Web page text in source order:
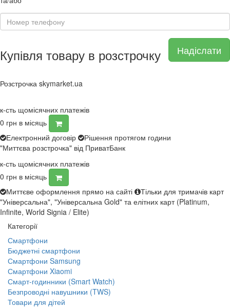
Надіслати
Купівля товару в розстрочку
Розстрочка skymarket.ua
к-сть щомісячних платежів
0 грн в місяць
Електронний договір
Рішення протягом години
"Миттєва розстрочка" від ПриватБанк
к-сть щомісячних платежів
0 грн в місяць
Миттєве оформлення прямо на сайті
Тільки для тримачів карт
"Універсальна", "Універсальна Gold" та елітних карт (Platinum,
Infinite, World Signia / Elite)
Категорії
Смартфони
Бюджетні смартфони
Смартфони Samsung
Смартфони Xiaomi
Смарт-годинники (Smart Watch)
Безпроводні навушники (TWS)
Товари для дітей